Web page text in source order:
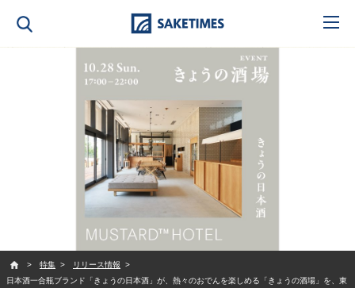
特集
リリース情報
日本酒一合瓶ブランド「きょうの日本酒」が、熱々のおでんを楽しめる「きょうの酒場」を、東